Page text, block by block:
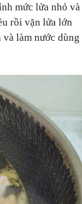
mức lửa nhỏ và
rồi vặn lửa lớn
làm nước dùng